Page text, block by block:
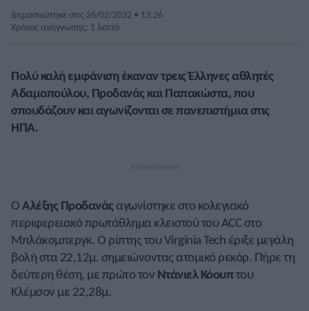
Δημοσιεύτηκε στις 26/02/2022 • 13:26
Χρόνος ανάγνωσης: 1 λεπτό
Πολύ καλή εμφάνιση έκαναν τρεις Έλληνες αθλητές
Αδαμοπούλου, Προδανάς και Παπακώστα, που
σπουδάζουν και αγωνίζονται σε πανεπιστήμια στις
ΗΠΑ.
ΟΑλέξης Προδανάςαγωνίστηκε στο κολεγιακό
περιφερειακό πρωτάθλημα κλειστού του ACC στο
Μπλάκσμπεργκ. Ο ρίπτης του Virginia Tech έριξε μεγάλη
βολή στα 22,12μ. σημειώνοντας ατομικό ρεκόρ. Πήρε τη
δεύτερη θέση, με πρώτο τον Ντάνιελ Κόουπτου
Κλέμσον με 22,28μ.